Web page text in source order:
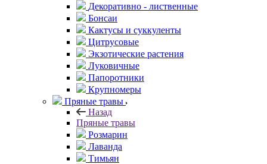
Декоративно - лиственные
Бонсаи
Кактусы и суккуленты
Цитрусовые
Экзотические растения
Луковичные
Папоротники
Крупномеры
Пряные травы
Назад
Пряные травы
Розмарин
Лаванда
Тимьян